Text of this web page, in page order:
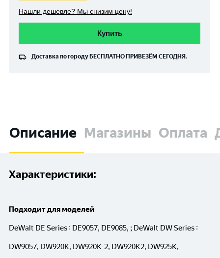
Нашли дешевле? Мы снизим цену!
Купить
Доставка по городу БЕСПЛАТНО ПРИВЕЗЁМ СЕГОДНЯ.
Описание Магазины Оплата
Характеристики:
Подходит для моделей
DeWalt DE Series : DE9057, DE9085, ; DeWalt DW Series :
DW9057, DW920K, DW920K-2, DW920K2, DW925K,